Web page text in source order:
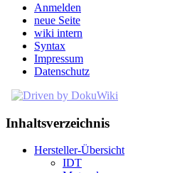
Anmelden
neue Seite
wiki intern
Syntax
Impressum
Datenschutz
Inhaltsverzeichnis
Hersteller-Übersicht
IDT